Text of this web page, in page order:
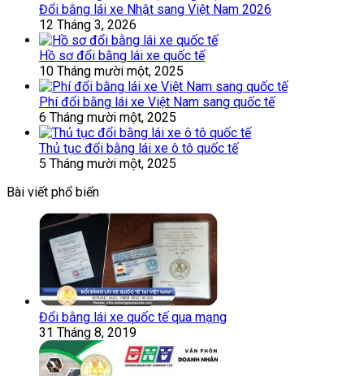
Đổi bằng lái xe Nhật sang Việt Nam 2026
12 Tháng 3, 2026
Hồ sơ đổi bằng lái xe quốc tế
10 Tháng mười một, 2025
Phí đổi bằng lái xe Việt Nam sang quốc tế
6 Tháng mười một, 2025
Thủ tục đổi bằng lái xe ô tô quốc tế
5 Tháng mười một, 2025
Bài viết phổ biến
Đổi bằng lái xe quốc tế qua mạng
31 Tháng 8, 2019